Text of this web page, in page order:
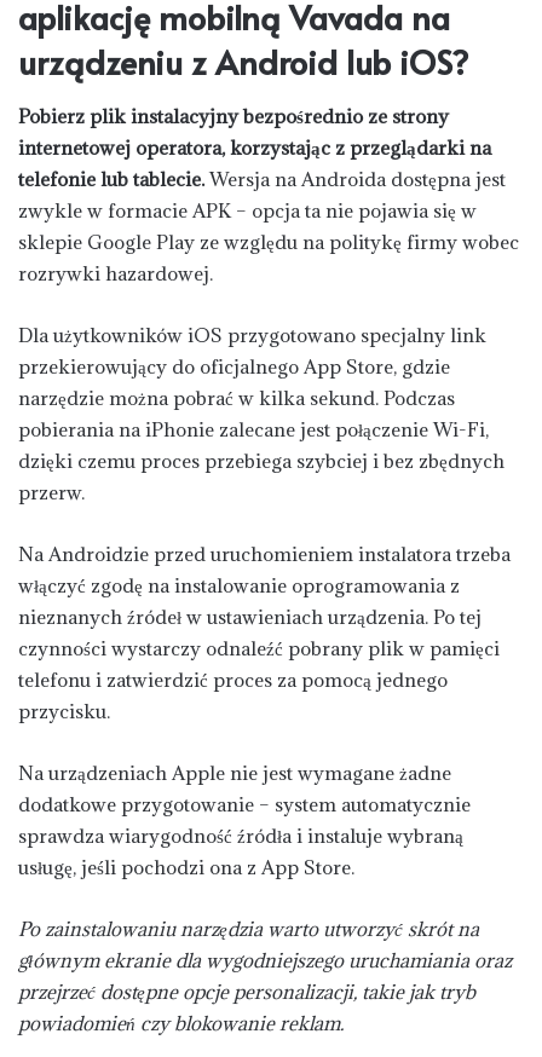
aplikację mobilną Vavada na
urządzeniu z Android lub iOS?
Pobierz plik instalacyjny bezpośrednio ze strony
internetowej operatora, korzystając z przeglądarki na
telefonie lub tablecie.Wersja na Androida dostępna jest
zwykle w formacie APK – opcja ta nie pojawia się w
sklepie Google Play ze względu na politykę firmy wobec
rozrywki hazardowej.
Dla użytkowników iOS przygotowano specjalny link
przekierowujący do oficjalnego App Store, gdzie
narzędzie można pobrać w kilka sekund. Podczas
pobierania na iPhonie zalecane jest połączenie Wi-Fi,
dzięki czemu proces przebiega szybciej i bez zbędnych
przerw.
Na Androidzie przed uruchomieniem instalatora trzeba
włączyć zgodę na instalowanie oprogramowania z
nieznanych źródeł w ustawieniach urządzenia. Po tej
czynności wystarczy odnaleźć pobrany plik w pamięci
telefonu i zatwierdzić proces za pomocą jednego
przycisku.
Na urządzeniach Apple nie jest wymagane żadne
dodatkowe przygotowanie – system automatycznie
sprawdza wiarygodność źródła i instaluje wybraną
usługę, jeśli pochodzi ona z App Store.
Po zainstalowaniu narzędzia warto utworzyć skrót na
głównym ekranie dla wygodniejszego uruchamiania oraz
przejrzeć dostępne opcje personalizacji, takie jak tryb
powiadomień czy blokowanie reklam.